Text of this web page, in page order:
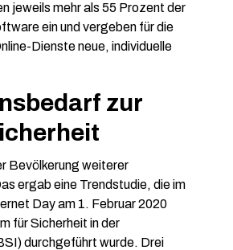
jeweils mehr als 55 Prozent der
ein und vergeben für die
Dienste neue, individuelle
zur
Bevölkerung weiterer
ergab eine Trendstudie, die im
Day am 1. Februar 2020
für Sicherheit in der
durchgeführt wurde. Drei